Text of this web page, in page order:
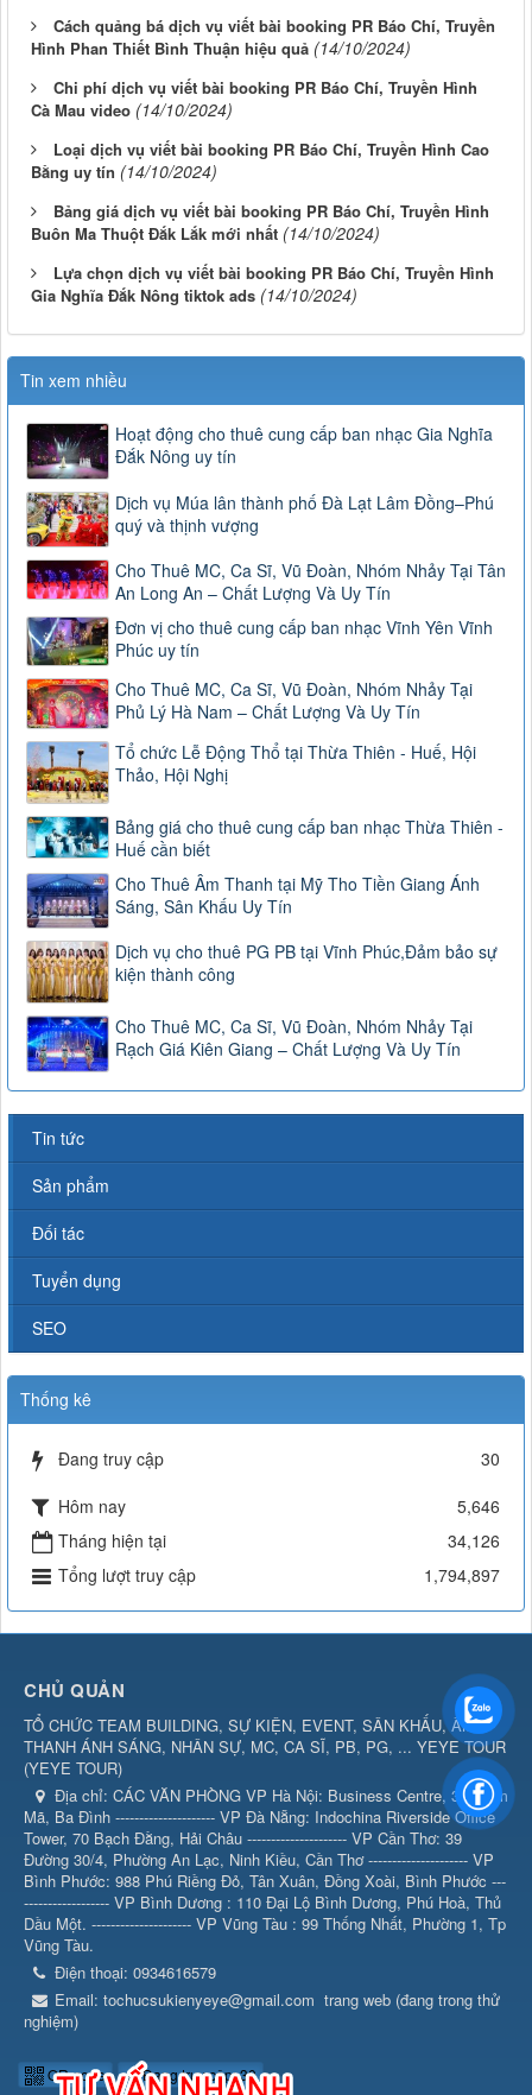
Cách quảng bá dịch vụ viết bài booking PR Báo Chí, Truyền
Hình Phan Thiết Bình Thuận hiệu quả (14/10/2024)
Chi phí dịch vụ viết bài booking PR Báo Chí, Truyền Hình
Cà Mau video (14/10/2024)
Loại dịch vụ viết bài booking PR Báo Chí, Truyền Hình Cao
Bằng uy tín (14/10/2024)
Bảng giá dịch vụ viết bài booking PR Báo Chí, Truyền Hình
Buôn Ma Thuột Đắk Lắk mới nhất (14/10/2024)
Lựa chọn dịch vụ viết bài booking PR Báo Chí, Truyền Hình
Gia Nghĩa Đắk Nông tiktok ads (14/10/2024)
Tin xem nhiều
Hoạt động cho thuê cung cấp ban nhạc Gia Nghĩa
Đắk Nông uy tín
Dịch vụ Múa lân thành phố Đà Lạt Lâm Đồng–Phú
quý và thịnh vượng
Cho Thuê MC, Ca Sĩ, Vũ Đoàn, Nhóm Nhảy Tại Tân
An Long An – Chất Lượng Và Uy Tín
Đơn vị cho thuê cung cấp ban nhạc Vĩnh Yên Vĩnh
Phúc uy tín
Cho Thuê MC, Ca Sĩ, Vũ Đoàn, Nhóm Nhảy Tại
Phủ Lý Hà Nam – Chất Lượng Và Uy Tín
Tổ chức Lễ Động Thổ tại Thừa Thiên - Huế, Hội
Thảo, Hội Nghị
Bảng giá cho thuê cung cấp ban nhạc Thừa Thiên -
Huế cần biết
Cho Thuê Âm Thanh tại Mỹ Tho Tiền Giang Ánh
Sáng, Sân Khấu Uy Tín
Dịch vụ cho thuê PG PB tại Vĩnh Phúc,Đảm bảo sự
kiện thành công
Cho Thuê MC, Ca Sĩ, Vũ Đoàn, Nhóm Nhảy Tại
Rạch Giá Kiên Giang – Chất Lượng Và Uy Tín
Tin tức
Sản phẩm
Đối tác
Tuyển dụng
SEO
Thống kê
Đang truy cập
30
Hôm nay
5,646
Tháng hiện tại
34,126
Tổng lượt truy cập
1,794,897
CHỦ QUẢN
TỔ CHỨC TEAM BUILDING, SỰ KIỆN, EVENT, SÂN KHẤU, ÂM
THANH ÁNH SÁNG, NHÂN SỰ, MC, CA SĨ, PB, PG, ... YEYE TOUR
(YEYE TOUR)
Địa chỉ: CÁC VĂN PHÒNG VP Hà Nội: Business Centre, 360 Kim
Mã, Ba Đình --------------------- VP Đà Nẵng: Indochina Riverside Office
Tower, 70 Bạch Đằng, Hải Châu --------------------- VP Cần Thơ: 39
Đường 30/4, Phường An Lạc, Ninh Kiều, Cần Thơ --------------------- VP
Bình Phước: 988 Phú Riềng Đỏ, Tân Xuân, Đồng Xoài, Bình Phước ---
------------------ VP Bình Dương : 110 Đại Lộ Bình Dương, Phú Hoà, Thủ
Dầu Một. --------------------- VP Vũng Tàu : 99 Thống Nhất, Phường 1, Tp
Vũng Tàu.
Điện thoại: 0934616579
Email: tochucsukienyeye@gmail.com trang web (đang trong thử
nghiệm)
QR-code Đang truy cập: 30